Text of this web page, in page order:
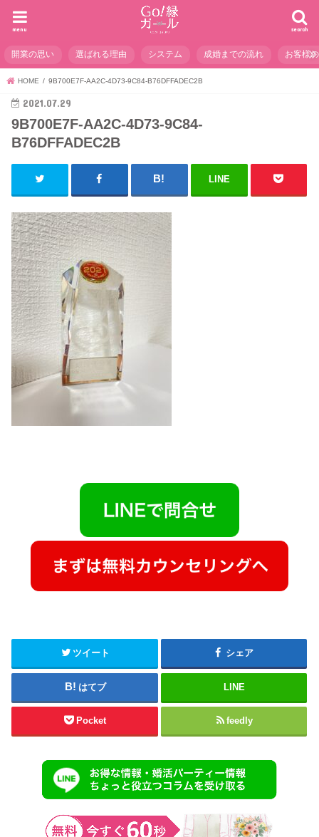
search
menu
開業の思い 選ばれる理由 システム 成婚までの流れ お客様
HOME 9B700E7F-AA2C-4D73-9C84-B76DFFADEC2B
2021.07.29
9B700E7F-AA2C-4D73-9C84-
B76DFFADEC2B
LINE
ツイート シェア
はてブ LINE
Pocket feedly